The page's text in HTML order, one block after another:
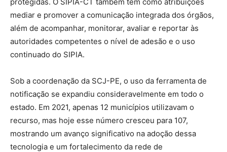
mediar e promover a comunicação integrada dos órgãos,
além de acompanhar, monitorar, avaliar e reportar às
autoridades competentes o nível de adesão e o uso
continuado do SIPIA.
Sob a coordenação da SCJ-PE, o uso da ferramenta de
notificação se expandiu consideravelmente em todo o
estado. Em 2021, apenas 12 municípios utilizavam o
recurso, mas hoje esse número cresceu para 107,
mostrando um avanço significativo na adoção dessa
tecnologia e um fortalecimento da rede de